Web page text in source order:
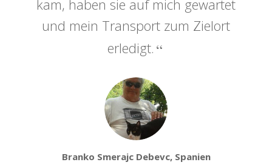
kam, haben sie auf mich gewartet
und mein Transport zum Zielort
erledigt.
Branko Smerajc Debevc, Spanien